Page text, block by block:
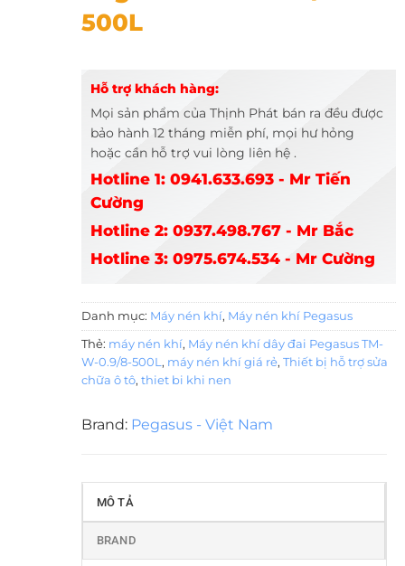
500L
Hỗ trợ khách hàng:
Mọi sản phẩm của Thịnh Phát bán ra đều được
bảo hành 12 tháng miễn phí, mọi hư hỏng
hoặc cần hỗ trợ vui lòng liên hệ .
Hotline 1: 0941.633.693 - Mr Tiến
Cường
Hotline 2: 0937.498.767 - Mr Bắc
Hotline 3: 0975.674.534 - Mr Cường
Danh mục: Máy nén khí, Máy nén khí Pegasus
Thẻ: máy nén khí, Máy nén khí dây đai Pegasus TM-
W-0.9/8-500L, máy nén khí giá rẻ, Thiết bị hỗ trợ sửa
chữa ô tô, thiet bi khi nen
Brand: Pegasus - Việt Nam
MÔ TẢ
BRAND